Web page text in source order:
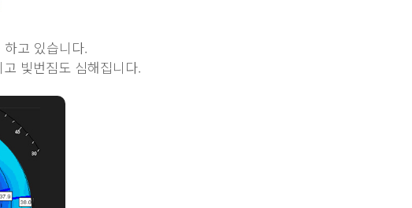
고 있습니다.
빛번짐도 심해집니다.